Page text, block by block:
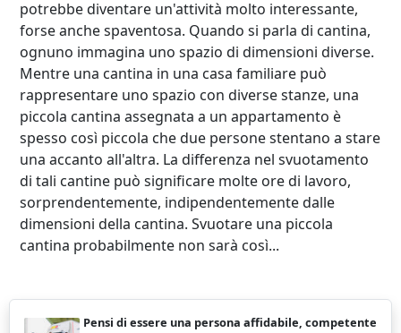
potrebbe diventare un'attività molto interessante,
forse anche spaventosa. Quando si parla di cantina,
ognuno immagina uno spazio di dimensioni diverse.
Mentre una cantina in una casa familiare può
rappresentare uno spazio con diverse stanze, una
piccola cantina assegnata a un appartamento è
spesso così piccola che due persone stentano a stare
una accanto all'altra. La differenza nel svuotamento
di tali cantine può significare molte ore di lavoro,
sorprendentemente, indipendentemente dalle
dimensioni della cantina. Svuotare una piccola
cantina probabilmente non sarà così...
Pensi di essere una persona affidabile, competente